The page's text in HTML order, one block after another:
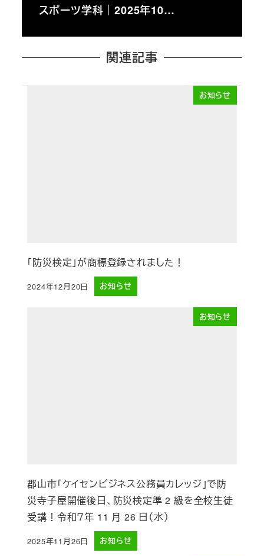
スポーツ学科｜2025年10…
関連記事
お知らせ
「防災検定」が商標登録されました！
投稿日
2024年12月20日 お知らせ
お知らせ
郡山市「ケイセンビジネス公務員カレッジ」で防
災寺子屋開催後日、防災検定準 2 級を全校生徒
受講！令和７年 11 月 26 日（水）
投稿日
2025年11月26日 お知らせ